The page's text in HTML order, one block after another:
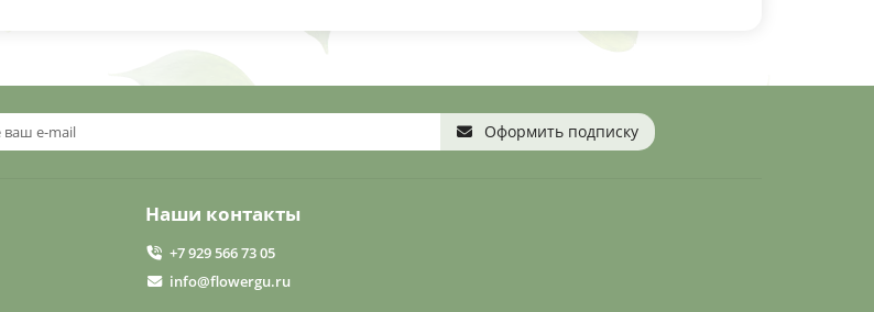
Оформить подписку
Наши контакты
+7 929 566 73 05
info@flowergu.ru